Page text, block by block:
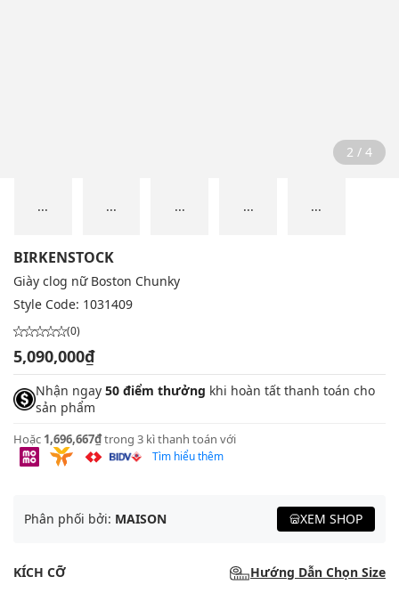
2 / 4
... ... ... ... ...
BIRKENSTOCK
Giày clog nữ Boston Chunky
Style Code: 1031409
(0)
5,090,000₫
Nhận ngay 50 điểm thưởng khi hoàn tất thanh toán cho
sản phẩm
Hoặc 1,696,667₫trong 3 kì thanh toán với
Tìm hiểu thêm
Phân phối bởi: MAISON XEM SHOP
KÍCH CỠ Hướng Dẫn Chọn Size